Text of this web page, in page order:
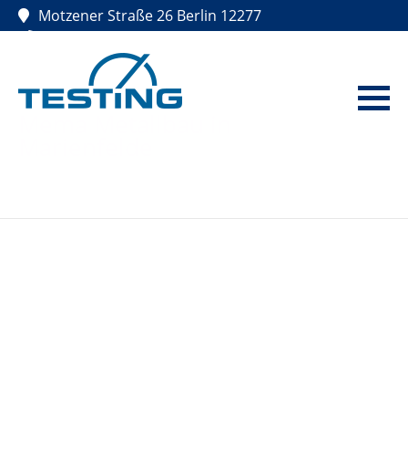
Direkt
zum
Motzener Straße 26 Berlin 12277
+49 30 721 70 60
info@mema-berlin.de
navigation